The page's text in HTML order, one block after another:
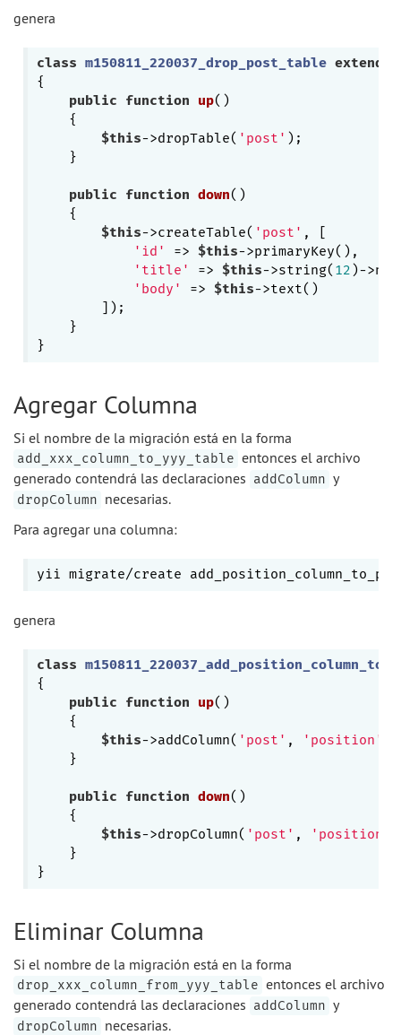
genera
class m150811_220037_drop_post_table extends
{
public
function up()
{
$this->dropTable( 'post' );
    }
public function down()
{
$this->createTable( 'post' , [
'id'
=> $this->primaryKey(),
'title'
=> $this->string(12)-
'body'
=> $this->text()
        ]);
    }
Agregar Columna
Si el nombre de la migración está en la forma
add_xxx_column_to_yyy_table entonces el archivo
generado contendrá las declaraciones addColumn y
dropColumn necesarias.
Para agregar una columna:
yii migrate/create
genera
class
{
public
function up()
{
$this->addColumn( 'post' , 'position'
    }
public function down()
{
$this->dropColumn( 'post' , 'position'
    }
Eliminar Columna
Si el nombre de la migración está en la forma
drop_xxx_column_from_yyy_table entonces el archivo
generado contendrá las declaraciones addColumn y
dropColumn necesarias.